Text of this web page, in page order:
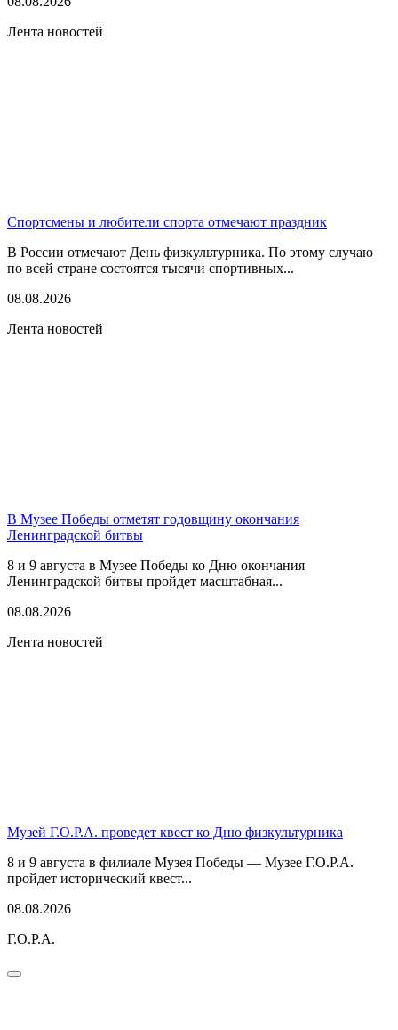
Лента новостей
Спортсмены и любители спорта отмечают праздник
В России отмечают День физкультурника. По этому случаю
по всей стране состоятся тысячи спортивных...
08.08.2026
Лента новостей
В Музее Победы отметят годовщину окончания
Ленинградской битвы
8 и 9 августа в Музее Победы ко Дню окончания
Ленинградской битвы пройдет масштабная...
08.08.2026
Лента новостей
Музей Г.О.Р.А. проведет квест ко Дню физкультурника
8 и 9 августа в филиале Музея Победы — Музее Г.О.Р.А.
пройдет исторический квест...
08.08.2026
Г.О.Р.А.